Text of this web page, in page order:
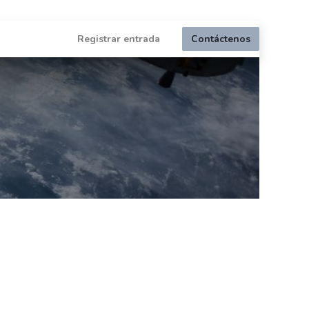
Registrar entrada Contáctenos